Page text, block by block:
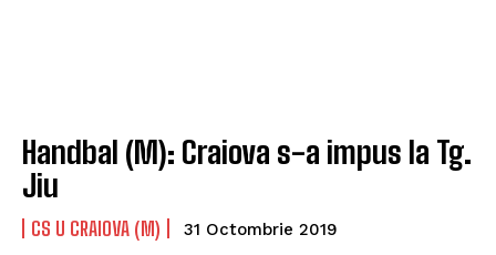
Handbal (M): Craiova s-a impus la Tg.
Jiu
CS U CRAIOVA (M) 31 Octombrie 2019